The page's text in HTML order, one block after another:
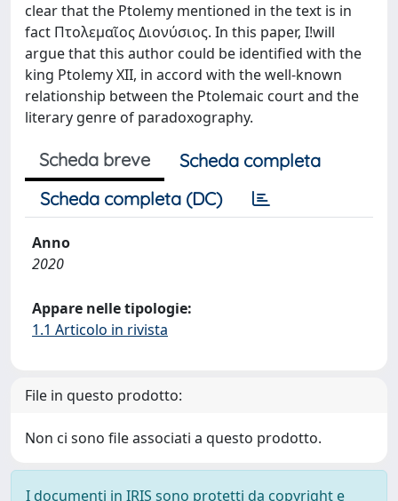
clear that the Ptolemy mentioned in the text is in
fact Πτολεμαῖος Διονύσιος. In this paper, I!will
argue that this author could be identified with the
king Ptolemy XII, in accord with the well-known
relationship between the Ptolemaic court and the
literary genre of paradoxography.
Scheda breve
Scheda completa
Scheda completa (DC)
Anno
2020
Appare nelle tipologie:
1.1 Articolo in rivista
File in questo prodotto:
Non ci sono file associati a questo prodotto.
I documenti in IRIS sono protetti da copyright e